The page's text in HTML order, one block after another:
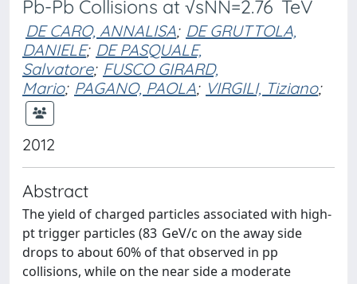
Pb-Pb Collisions at √sNN=2.76 TeV
DE CARO, ANNALISA; DE GRUTTOLA,
DANIELE; DE PASQUALE,
Salvatore; FUSCO GIRARD,
Mario; PAGANO, PAOLA; VIRGILI, Tiziano;
2012
Abstract
The yield of charged particles associated with high-
pt trigger particles (83 GeV/c on the away side
drops to about 60% of that observed in pp
collisions, while on the near side a moderate